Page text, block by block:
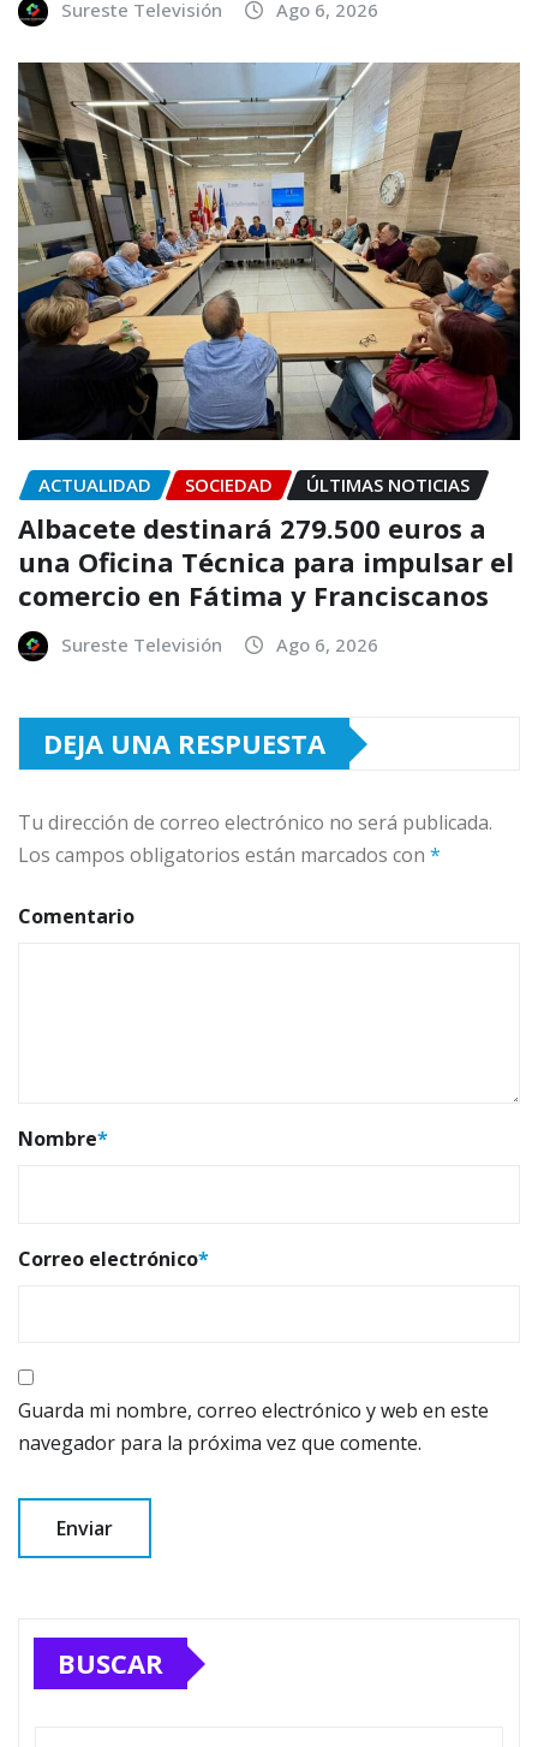
Sureste Televisión Ago 6, 2026
ACTUALIDAD SOCIEDAD ÚLTIMAS NOTICIAS
Albacete destinará 279.500 euros a
una Oficina Técnica para impulsar el
comercio en Fátima y Franciscanos
Sureste Televisión Ago 6, 2026
DEJA UNA RESPUESTA
Tu dirección de correo electrónico no será publicada.
Los campos obligatorios están marcados con *
Comentario
Nombre*
Correo electrónico*
Guarda mi nombre, correo electrónico y web en este
navegador para la próxima vez que comente.
BUSCAR